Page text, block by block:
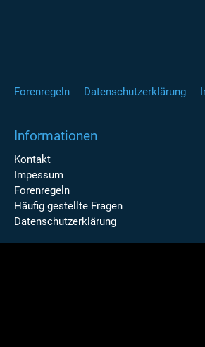
Forenregeln Datenschutzerklärung
Informationen
Kontakt
Impessum
Forenregeln
Häufig gestellte Fragen
Datenschutzerklärung